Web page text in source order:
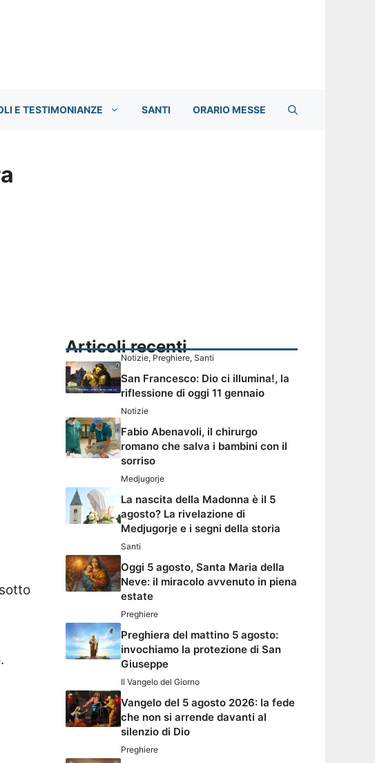
E TESTIMONIANZE SANTI ORARIO MESSE
Articoli recenti
Notizie, Preghiere, Santi
San Francesco: Dio ci illumina!, la
riflessione di oggi 11 gennaio
Notizie
Fabio Abenavoli, il chirurgo
romano che salva i bambini con il
sorriso
Medjugorje
La nascita della Madonna è il 5
agosto? La rivelazione di
Medjugorje e i segni della storia
Santi
Oggi 5 agosto, Santa Maria della
Neve: il miracolo avvenuto in piena
estate
Preghiere
Preghiera del mattino 5 agosto:
invochiamo la protezione di San
Giuseppe
Il Vangelo del Giorno
Vangelo del 5 agosto 2026: la fede
che non si arrende davanti al
silenzio di Dio
Preghiere